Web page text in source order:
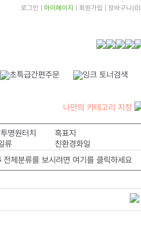
로그인 마이페이지 회원가입 장바구니 (0)
나만의 카테고리 지정
명원터치
흑표지
류
친환경화일
전체분류를 보시려면 여기를 클릭하세요